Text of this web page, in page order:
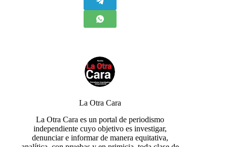
La Otra Cara
La Otra Cara es un portal de periodismo
independiente cuyo objetivo es investigar,
denunciar e informar de manera equitativa,